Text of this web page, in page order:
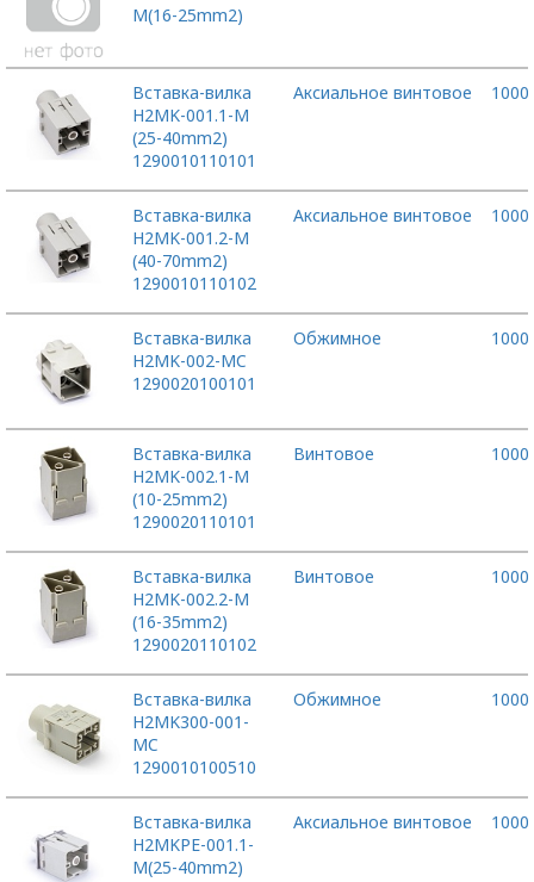
M(16-25mm2)
Вставка-вилка
H2MK-001.1-M
(25-40mm2)
1290010110101
Аксиальное винтовое 1000
Вставка-вилка
H2MK-001.2-M
(40-70mm2)
1290010110102
Аксиальное винтовое 1000
Вставка-вилка
H2MK-002-MC
1290020100101
Обжимное 1000
Вставка-вилка
H2MK-002.1-M
(10-25mm2)
1290020110101
Винтовое 1000
Вставка-вилка
H2MK-002.2-M
(16-35mm2)
1290020110102
Винтовое 1000
Вставка-вилка
H2MK300-001-
MC
1290010100510
Обжимное 1000
Вставка-вилка
H2MKPE-001.1-
M(25-40mm2)
Аксиальное винтовое 1000